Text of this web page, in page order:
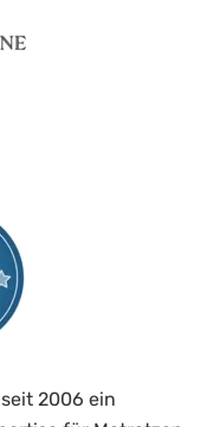
seit 2006 ein